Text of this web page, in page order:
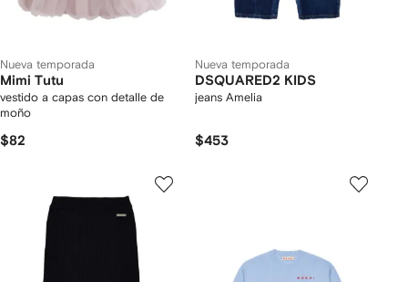
Nueva temporada
Mimi Tutu
vestido a capas con detalle de
moño
$82
Nueva temporada
DSQUARED2 KIDS
jeans Amelia
$453